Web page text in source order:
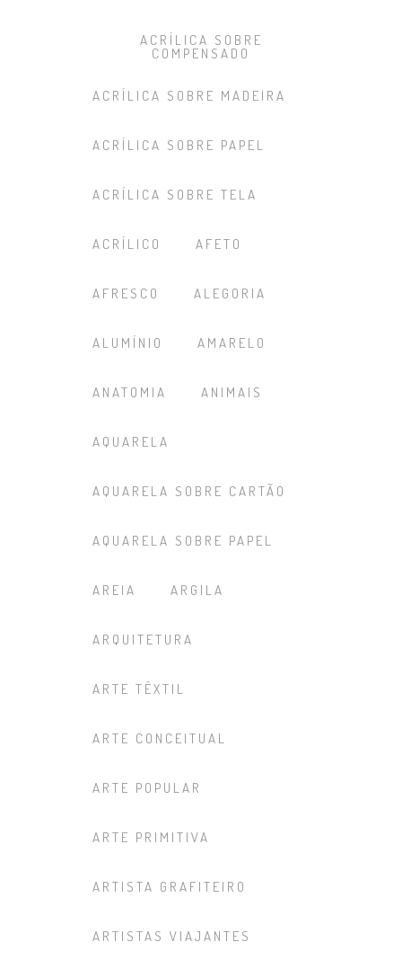
ACRÍLICA SOBRE
COMPENSADO
ACRÍLICA SOBRE MADEIRA
ACRÍLICA SOBRE PAPEL
ACRÍLICA SOBRE TELA
ACRÍLICO AFETO
AFRESCO ALEGORIA
ALUMÍNIO AMARELO
ANATOMIA ANIMAIS
AQUARELA
AQUARELA SOBRE CARTÃO
AQUARELA SOBRE PAPEL
AREIA ARGILA
ARQUITETURA
ARTE TÊXTIL
ARTE CONCEITUAL
ARTE POPULAR
ARTE PRIMITIVA
ARTISTA GRAFITEIRO
ARTISTAS VIAJANTES